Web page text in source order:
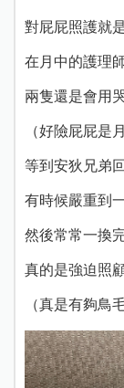
對屁屁照護就
在月中的護理
兩隻還是會用
（好險屁屁是
等到安狄兄弟
有時候嚴重到
然後常常一換
真的是強迫照
（真是有夠鳥